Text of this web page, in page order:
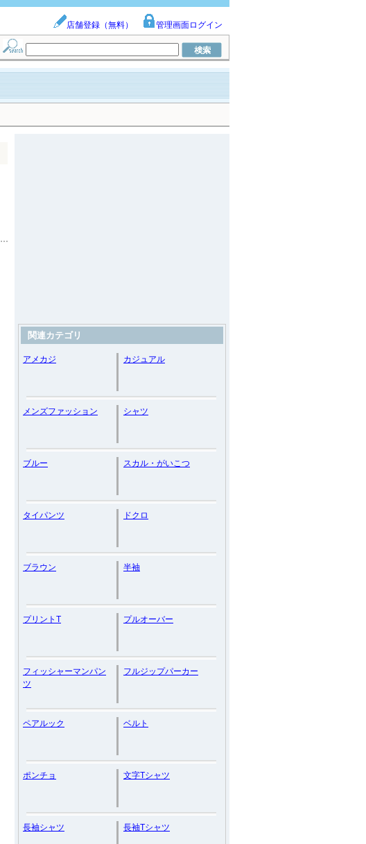
店舗登録（無料） 管理画面ログイン
関連カテゴリ
アメカジ カジュアル
メンズファッション シャツ
ブルー スカル・がいこつ
タイパンツ ドクロ
ブラウン 半袖
プリントT プルオーバー
フィッシャーマンパン
ツ
フルジップパーカー
ペアルック ベルト
ポンチョ 文字Tシャツ
長袖シャツ 長袖Tシャツ